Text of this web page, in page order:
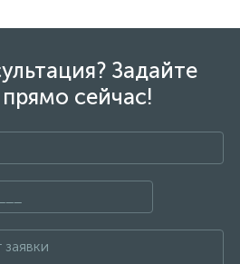
Задайте
сейчас!